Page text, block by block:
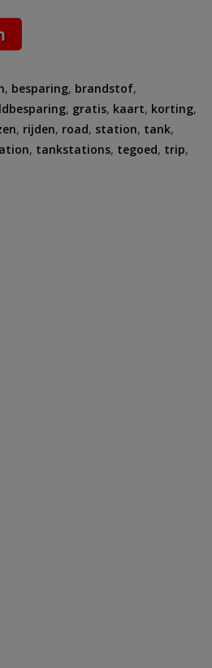
, besparing, brandstof,
, gratis, kaart, korting,
, rijden, road, station, tank,
, tankstations, tegoed, trip,